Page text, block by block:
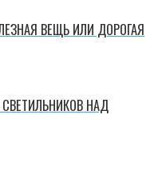
ВЕЩЬ ИЛИ ДОРОГАЯ
НАД